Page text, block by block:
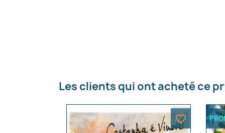
Les clients qui ont acheté ce
favorite_border